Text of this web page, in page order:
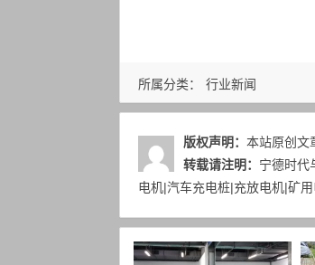
所属分类： 行业新闻
版权声明： 本站原创文
转载请注明： 宁德时代
电机|汽车充电桩|充放电机|矿